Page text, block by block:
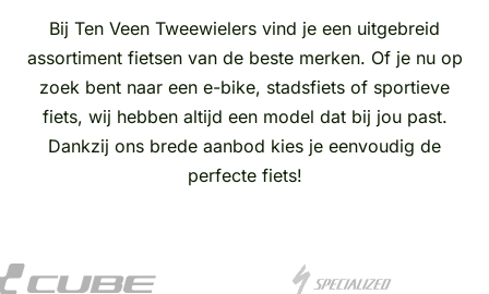
Bij Ten Veen Tweewielers vind je een uitgebreid
assortiment fietsen van de beste merken. Of je nu op
zoek bent naar een e-bike, stadsfiets of sportieve
fiets, wij hebben altijd een model dat bij jou past.
Dankzij ons brede aanbod kies je eenvoudig de
perfecte fiets!